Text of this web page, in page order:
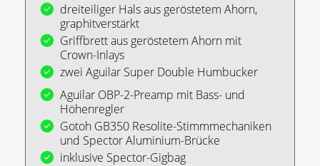
dreiteiliger Hals aus geröstetem Ahorn,
graphitverstärkt
Griffbrett aus geröstetem Ahorn mit
Crown-Inlays
zwei Aguilar Super Double Humbucker
Aguilar OBP-2-Preamp mit Bass- und
Höhenregler
Gotoh GB350 Resolite-Stimmmechaniken
und Spector Aluminium-Brücke
inklusive Spector-Gigbag